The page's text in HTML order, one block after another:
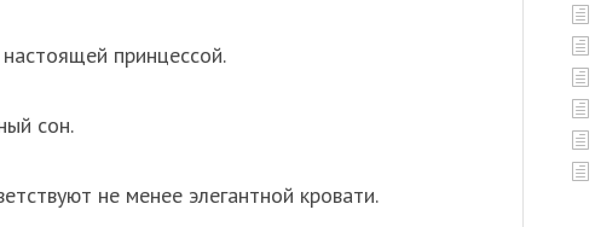
принцессой.
сон.
не менее элегантной кровати.